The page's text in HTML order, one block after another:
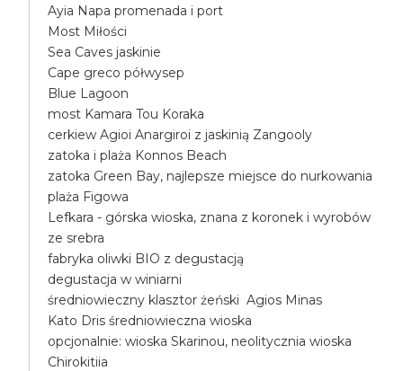
Ayia Napa promenada i port
Most Miłości
Sea Caves jaskinie
Cape greco półwysep
Blue Lagoon
most Kamara Tou Koraka
cerkiew Agioi Anargiroi z jaskinią Zangooly
zatoka i plaża Konnos Beach
zatoka Green Bay, najlepsze miejsce do nurkowania
plaża Figowa
Lefkara - górska wioska, znana z koronek i wyrobów
ze srebra
fabryka oliwki BIO z degustacją
degustacja w winiarni
średniowieczny klasztor żeński Agios Minas
Kato Dris średniowieczna wioska
opcjonalnie: wioska Skarinou, neolitycznia wioska
Chirokitiia